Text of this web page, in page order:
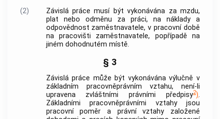
(2)
Závislá práce musí být vykonávána za mzdu,
plat nebo odměnu za práci, na náklady a
odpovědnost zaměstnavatele, v pracovní době
na pracovišti zaměstnavatele, popřípadě na
jiném dohodnutém místě.
§ 3
Závislá práce může být vykonávána výlučně v
základním pracovněprávním vztahu, není-li
upravena zvláštními právními předpisy2).
Základními pracovněprávními vztahyjsou
pracovní poměr a právní vztahy založené